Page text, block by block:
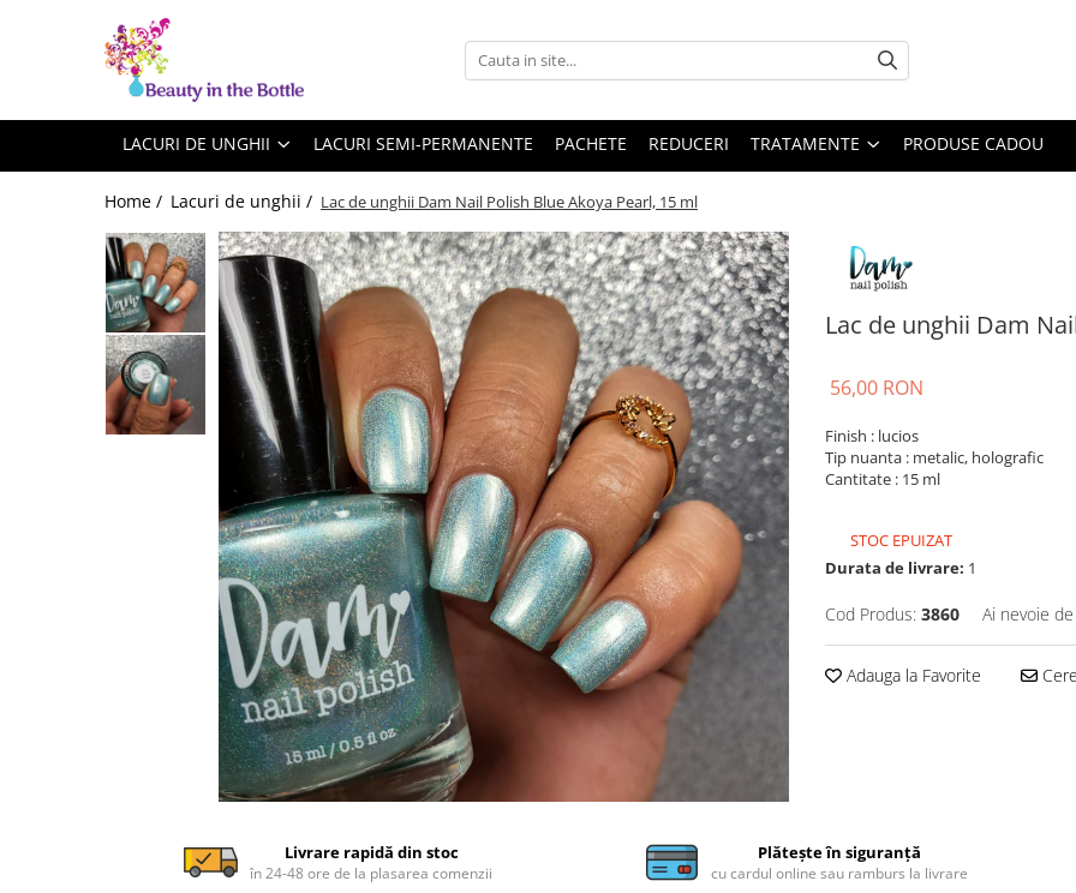
Lacuri de unghii
ILNP
Cadillacquer
Phoenix Indie
Tratamente
Top Coat
LACURI DE UNGHII LACURI SEMI-PERMANENTE PACHETE REDUCERI TRATAMENTE PRODUSE CADOU
Home / Lacuri de unghii / Lac de unghii Dam Nail Polish Blue Akoya Pearl, 15 ml
Lac de unghii Dam
56,00 RON
Finish : lucios
Tip nuanta : metalic, holografic
Cantitate : 15 ml
STOC EPUIZAT
Durata de livrare: 1
Cod Produs: 3860 Ai nevoie
Adauga la Favorite
Livrare rapidă din stoc
în 24-48 ore de la plasarea comenzii
Plătește în siguranță
cu cardul online sau ramburs la livrare